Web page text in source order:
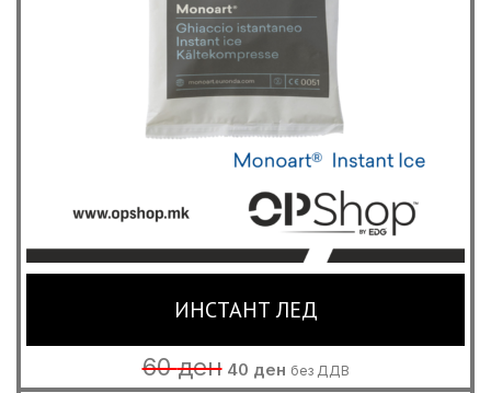
ИНСТАНТ ЛЕД
60ден Original
price
40 ден Current
price
без ДДВ